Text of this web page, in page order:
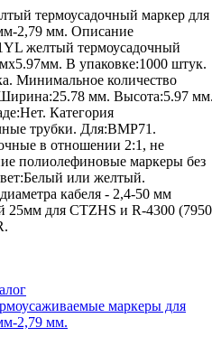
термоусадочный маркер для
2,79 мм. Описание
желтый термоусадочный
В упаковке:1000 штук.
Минимальное количество
мм. Высота:5.97
Категория
трубки. Для:BMP71.
в отношении 2:1, не
полиолефиновые маркеры без
или желтый.
кабеля - 2,4-50 мм
25мм для CTZHS и R-4300